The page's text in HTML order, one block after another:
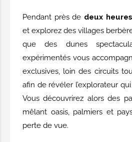
Pendant près de deux heures
et explorez des villages
que des dunes
expérimentés vous
exclusives, loin des circuits
afin de révéler l’explorateur
Vous découvrirez alors des
mêlant oasis, palmiers et
perte de vue.